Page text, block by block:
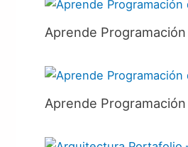
Aprende
Aprende